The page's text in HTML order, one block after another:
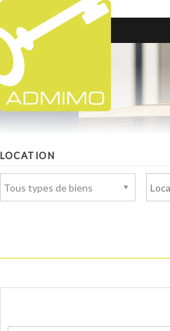
LOCATION
Tous types de biens